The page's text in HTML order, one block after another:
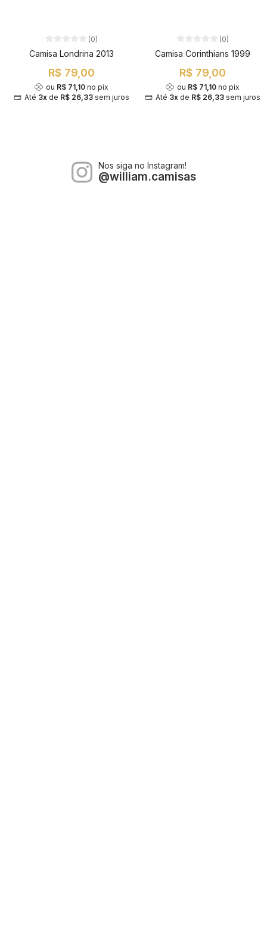
(0)
Camisa Londrina 2013
R$ 79,00
ou R$ 71,10no pix
Até 3x de R$ 26,33 sem juros
(0)
Camisa Corinthians 1999
R$ 79,00
ou R$ 71,10no pix
Até 3x de R$ 26,33 sem juros
Nos siga no Instagram!
@william.camisas